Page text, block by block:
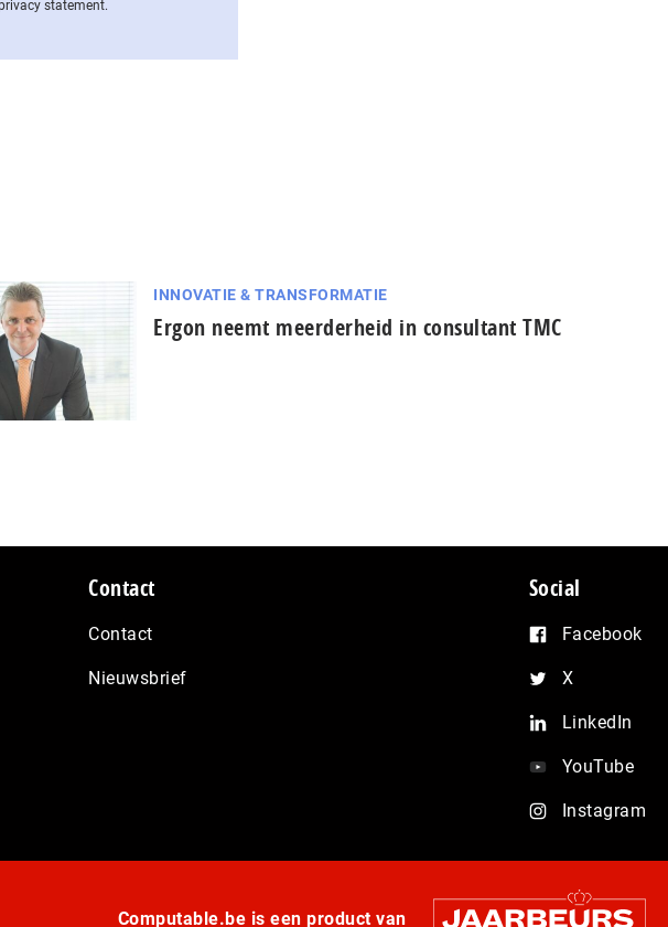
statement.
INNOVATIE & TRANSFORMATIE
Ergon neemt meerderheid in consultant TMC
Contact
Contact
Nieuwsbrief
Social
Facebook
X
LinkedIn
YouTube
Instagram
Computable.be is een product van